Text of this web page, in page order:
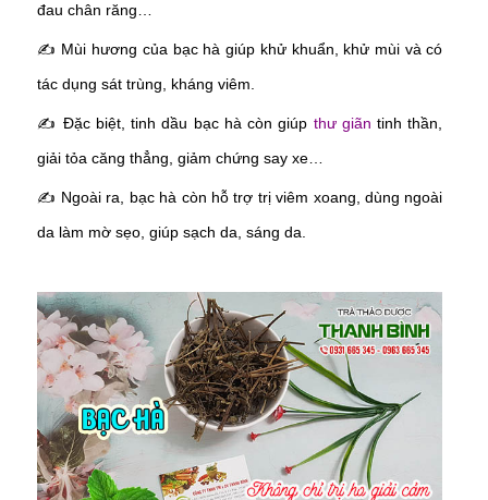
đau chân răng…
✍ Mùi hương của bạc hà giúp khử khuẩn, khử mùi và có
tác dụng sát trùng, kháng viêm.
✍ Đặc biệt, tinh dầu bạc hà còn giúp thư giãn tinh thần,
giải tỏa căng thẳng, giảm chứng say xe…
✍ Ngoài ra, bạc hà còn hỗ trợ trị viêm xoang, dùng ngoài
da làm mờ sẹo, giúp sạch da, sáng da.